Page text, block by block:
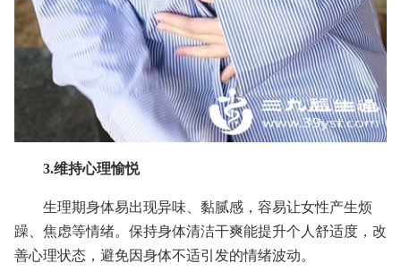
3.维持心理愉悦
生理期身体易出现异味、黏腻感，容易让女性产生烦
躁、焦虑等情绪。保持身体清洁干爽能提升个人舒适度，改
善心理状态，避免因身体不适引发的情绪波动。